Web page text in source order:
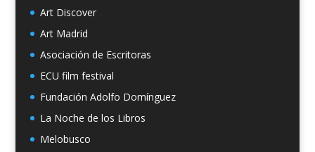
Art Discover
Art Madrid
Asociación de Escritoras
ECU film festival
Fundación Adolfo Domínguez
La Noche de los Libros
Melobusco